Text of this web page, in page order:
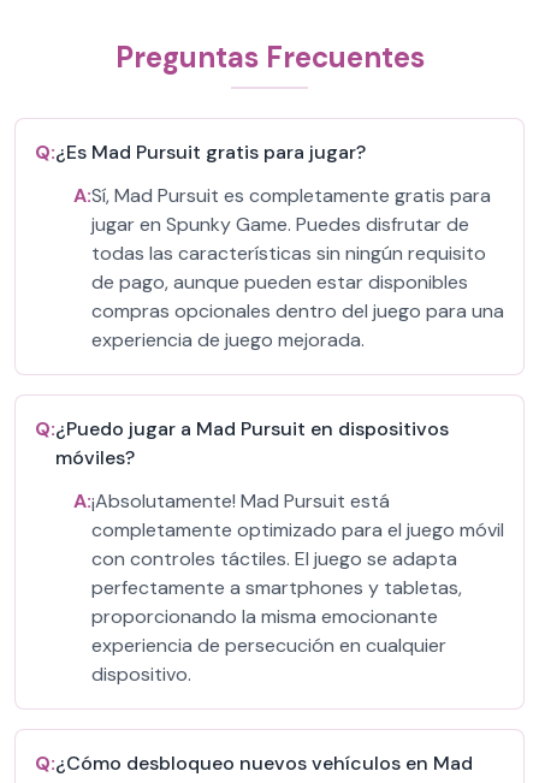
Preguntas Frecuentes
Q:¿Es Mad Pursuit gratis para jugar?
A:Sí, Mad Pursuit es completamente gratis para
jugar en Spunky Game. Puedes disfrutar de
todas las características sin ningún requisito
de pago, aunque pueden estar disponibles
compras opcionales dentro del juego para una
experiencia de juego mejorada.
Q:¿Puedo jugar a Mad Pursuit en dispositivos
móviles?
A:¡Absolutamente! Mad Pursuit está
completamente optimizado para el juego móvil
con controles táctiles. El juego se adapta
perfectamente a smartphones y tabletas,
proporcionando la misma emocionante
experiencia de persecución en cualquier
dispositivo.
Q:¿Cómo desbloqueo nuevos vehículos en Mad